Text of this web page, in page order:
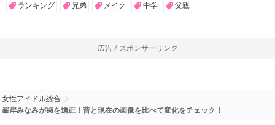
ランキング 兄弟 メイク 中学 父親
広告 / スポンサーリンク
女性アイドル総合
峯岸みなみが歯を矯正！昔と現在の画像を比べて変化をチェック！